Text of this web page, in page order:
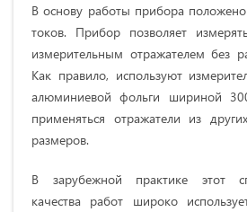
В основу работы прибора
токов. Прибор позволяет
измерительным отражателем без
Как правило, используют
алюминиевой фольги шириной
применяться отражатели из
размеров.
В зарубежной практике этот
качества работ широко